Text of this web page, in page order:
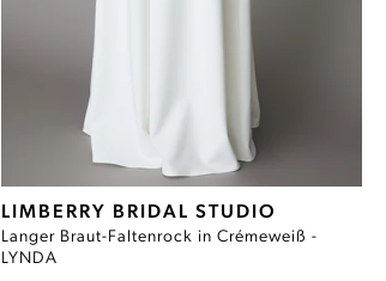
LIMBERRY BRIDAL STUDIO
Langer Braut-Faltenrock in Crémeweiß -
LYNDA